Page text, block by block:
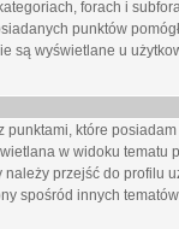
forach i
punktów
są wyświetlane u
które
w widoku
należy przejść do
spośród innych